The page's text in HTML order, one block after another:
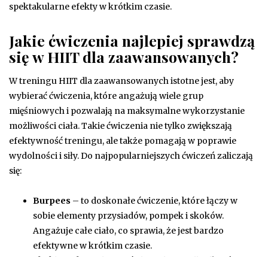
spektakularne efekty w krótkim czasie.
Jakie ćwiczenia najlepiej sprawdzą
się w HIIT dla zaawansowanych?
W treningu HIIT dla zaawansowanych istotne jest, aby
wybierać ćwiczenia, które angażują wiele grup
mięśniowych i pozwalają na maksymalne wykorzystanie
możliwości ciała. Takie ćwiczenia nie tylko zwiększają
efektywność treningu, ale także pomagają w poprawie
wydolności i siły. Do najpopularniejszych ćwiczeń zaliczają
się:
Burpees – to doskonałe ćwiczenie, które łączy w
sobie elementy przysiadów, pompek i skoków.
Angażuje całe ciało, co sprawia, że jest bardzo
efektywne w krótkim czasie.